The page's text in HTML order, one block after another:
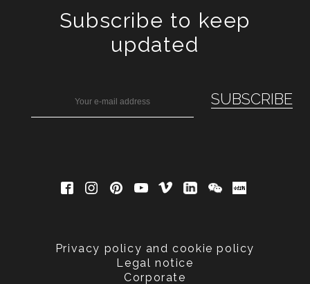
Subscribe to keep
updated
Privacy policy and cookie policy
Legal notice
Corporate